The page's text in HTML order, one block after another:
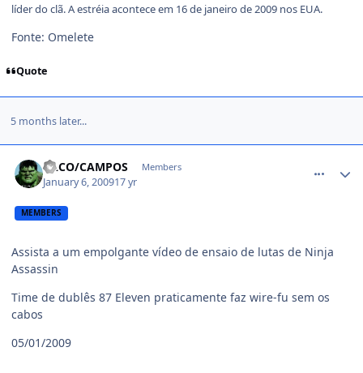
líder do clã. A estréia acontece em 16 de janeiro de 2009 nos EUA.
Fonte: Omelete
Quote
5 months later...
CACO/CAMPOS Members
January 6, 200917 yr
MEMBERS
Assista a um empolgante vídeo de ensaio de lutas de Ninja
Assassin
Time de dublês 87 Eleven praticamente faz wire-fu sem os
cabos
05/01/2009